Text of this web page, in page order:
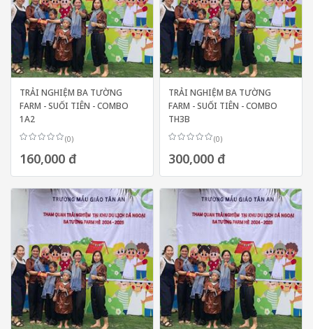
TRẢI NGHIỆM BA TƯỜNG
FARM - SUỐI TIÊN - COMBO
1A2
(0)
160,000 đ
TRẢI NGHIỆM BA TƯỜNG
FARM - SUỐI TIÊN - COMBO
TH3B
(0)
300,000 đ